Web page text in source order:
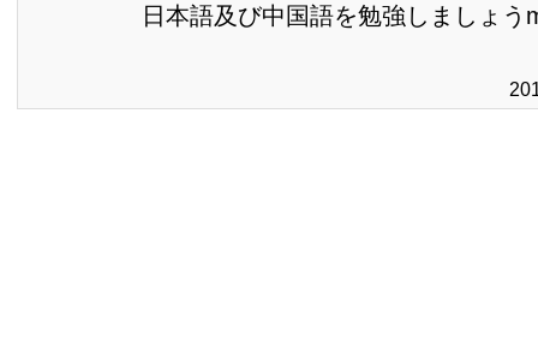
日本語及び中国語を勉強しましょう